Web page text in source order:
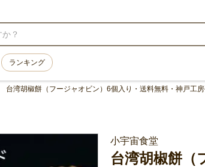
ランキング
台湾胡椒餅（フージャオビン）6個入り・送料無料・神戸
小宇宙食堂
台湾胡椒餅（